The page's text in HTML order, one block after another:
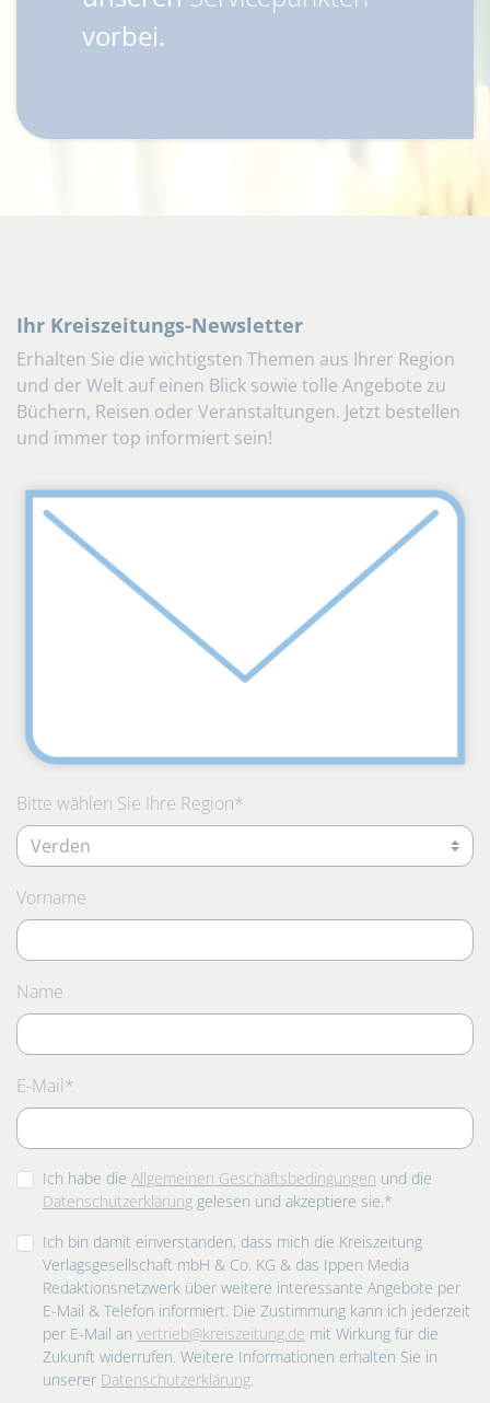
vorbei.
Ihr Kreiszeitungs-Newsletter
Erhalten Sie die wichtigsten Themen aus Ihrer Region
und der Welt auf einen Blick sowie tolle Angebote zu
Büchern, Reisen oder Veranstaltungen. Jetzt bestellen
und immer top informiert sein!
Pflichtfeld
Bitte wählen Sie Ihre Region*
Vorname
Name
Pflichtfeld
E-Mail*
Ich habe die Allgemeinen Geschäftsbedingungen und die
Datenschutzerklärung gelesen und akzeptiere sie.*
Ich bin damit einverstanden, dass mich die Kreiszeitung
Verlagsgesellschaft mbH & Co. KG & das Ippen Media
Redaktionsnetzwerk über weitere interessante Angebote per
E-Mail & Telefon informiert. Die Zustimmung kann ich jederzeit
per E-Mail an vertrieb@kreiszeitung.de mit Wirkung für die
Zukunft widerrufen. Weitere Informationen erhalten Sie in
unserer Datenschutzerklärung